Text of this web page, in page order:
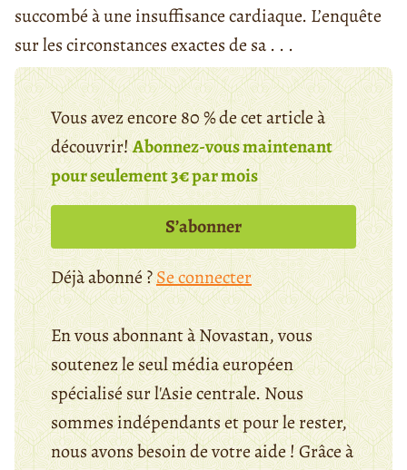
succombé à une insuffisance cardiaque. L’enquête
sur les circonstances exactes de sa . . .
Vous avez encore 80 % de cet article à
découvrir!Abonnez-vous maintenant
pour seulement 3€ par mois
S’abonner
Déjà abonné ?Se connecter
En vous abonnant à Novastan, vous
soutenez le seul média européen
spécialisé sur l'Asie centrale. Nous
sommes indépendants et pour le rester,
nous avons besoin de votre aide ! Grâce à